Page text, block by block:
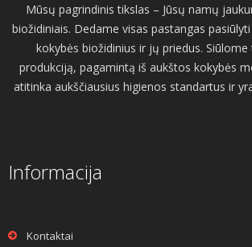
Mūsų pagrindinis tikslas – Jūsų namų
biožidiniais. Dedame visas pastangas
kokybės biožidinius ir jų priedus.
produkciją, pagamintą iš aukštos kokybės
atitinka aukščiausius higienos standartus ir
Informacija
Kontaktai